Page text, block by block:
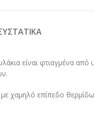
είναι φτιαγμένα
χαμηλό επίπεδο